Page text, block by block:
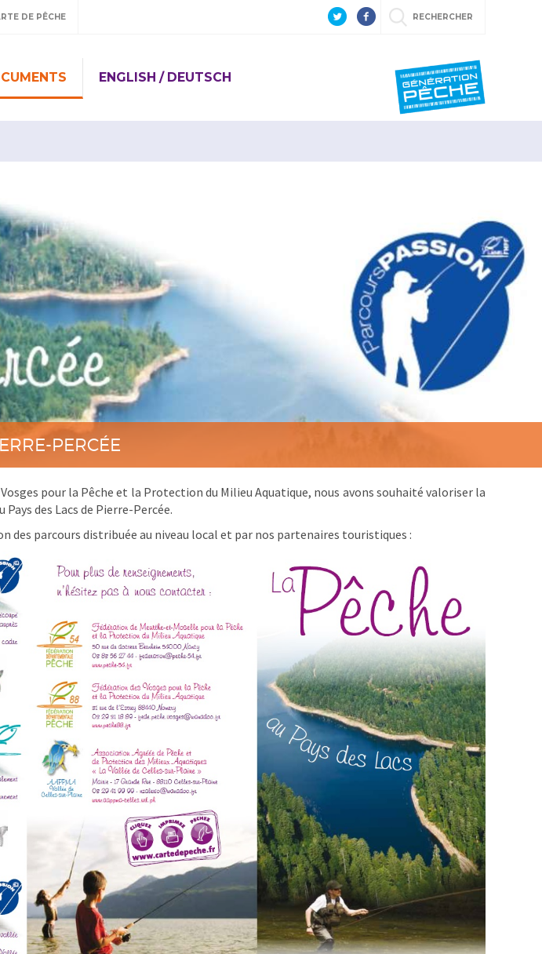
DE PÊCHE RECHERCHER
ENGLISH / DEUTSCH
PERCÉE
pour la Pêche et la Protection du Milieu Aquatique, nous avons souhaité valoriser la
des Lacs de Pierre-Percée.
des parcours distribuée au niveau local et par nos partenaires touristiques :